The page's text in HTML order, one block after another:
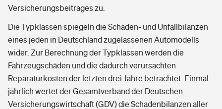
Versicherungsbeitrages zu.
Die Typklassen spiegeln die Schaden- und Unfallbilanzen
eines jeden in Deutschland zugelassenen Automodells
wider. Zur Berechnung der Typklassen werden die
Fahrzeugschäden und die dadurch verursachten
Reparaturkosten der letzten drei Jahre betrachtet. Einmal
jährlich wertet der Gesamtverband der Deutschen
Versicherungswirtschaft (GDV) die Schadenbilanzen aller